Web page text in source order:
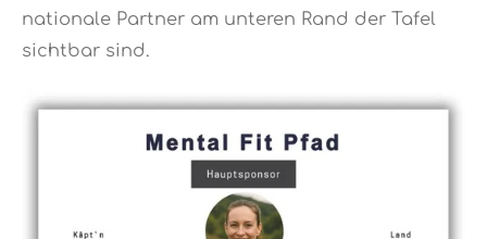
nationale Partner am unteren Rand der Tafel
sichtbar sind.